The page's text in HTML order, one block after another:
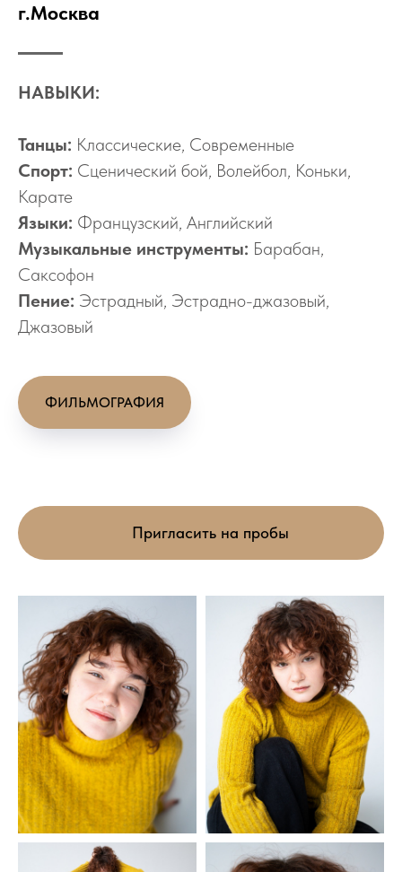
г.Москва
НАВЫКИ:
Танцы: Классические, Современные
Спорт: Сценический бой, Волейбол, Коньки,
Карате
Языки: Французский, Английский
Музыкальные инструменты: Барабан,
Саксофон
Пение: Эстрадный, Эстрадно-джазовый,
Джазовый
ФИЛЬМОГРАФИЯ
Пригласить на пробы